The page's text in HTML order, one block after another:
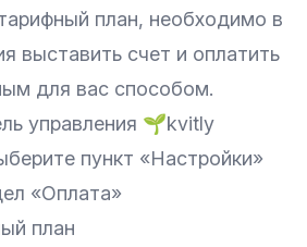
план, необходимо в
выставить счет и оплатить
для вас способом.
управления 🌱kvitly
пункт «Настройки»
«Оплата»
план